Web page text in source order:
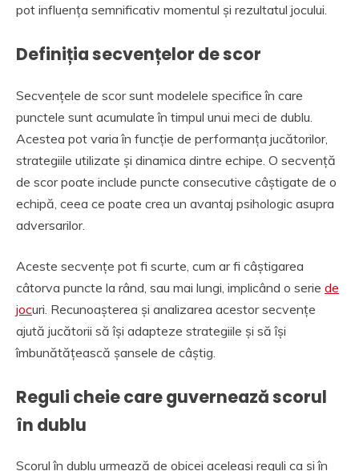
pot influența semnificativ momentul și rezultatul jocului.
Definiția secvențelor de scor
Secvențele de scor sunt modelele specifice în care
punctele sunt acumulate în timpul unui meci de dublu.
Acestea pot varia în funcție de performanța jucătorilor,
strategiile utilizate și dinamica dintre echipe. O secvență
de scor poate include puncte consecutive câștigate de o
echipă, ceea ce poate crea un avantaj psihologic asupra
adversarilor.
Aceste secvențe pot fi scurte, cum ar fi câștigarea
câtorva puncte la rând, sau mai lungi, implicând o serie de
jocuri. Recunoașterea și analizarea acestor secvențe
ajută jucătorii să își adapteze strategiile și să își
îmbunătățească șansele de câștig.
Reguli cheie care guvernează scorul
în dublu
Scorul în dublu urmează de obicei aceleași reguli ca și în